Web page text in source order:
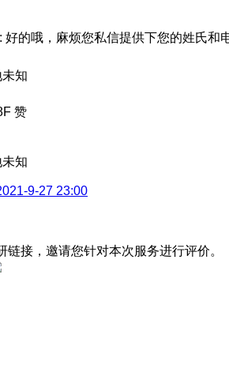
: 好的哦，麻烦您私信提供下您的姓氏和
未知
赞
未知
9-27 23:00
链接，邀请您针对本次服务进行评价。